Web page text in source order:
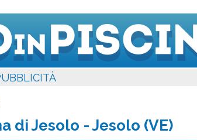
di Jesolo - Jesolo (VE)